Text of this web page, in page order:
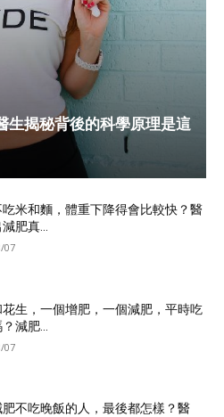
生揭秘背後的科學原理是這
吃米和麵，體重下降得會比較快？醫
肥真...
07
花生，一個增肥，一個減肥，平時吃
減肥...
07
肥不吃晚飯的人，最後都怎樣？醫